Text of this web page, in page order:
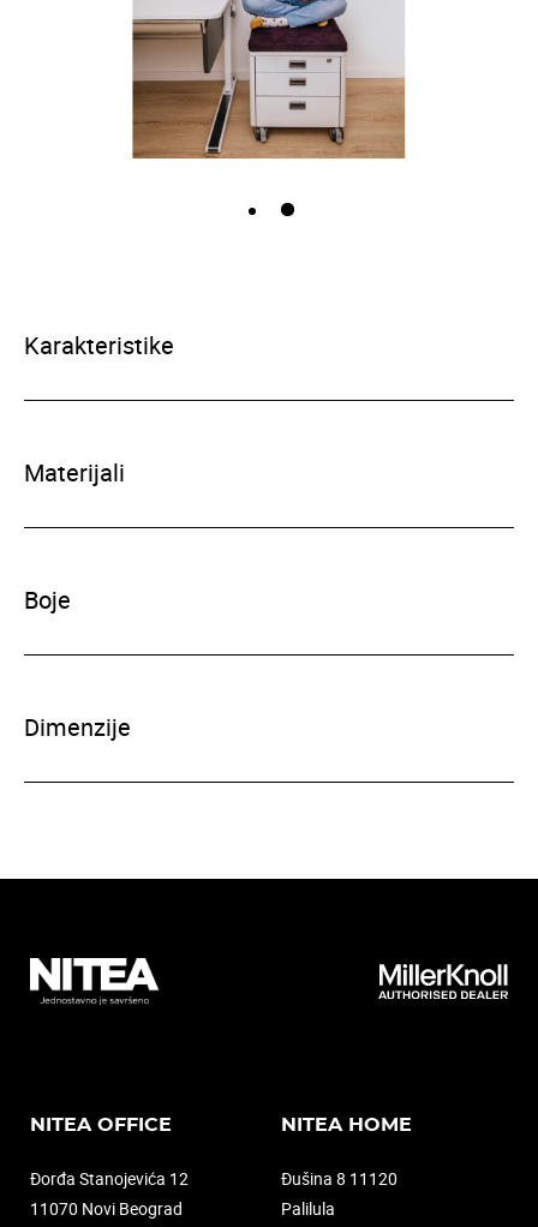
Karakteristike
Materijali
Boje
Dimenzije
NITEA OFFICE
Đorđa Stanojevića 12
11070 Novi Beograd
NITEA HOME
Đušina 8 11120
Palilula